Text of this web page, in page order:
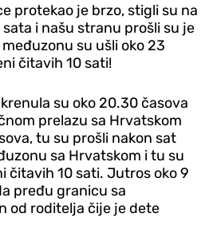
protekao je brzo, stigli su na
i našu stranu prošli su je
su ušli oko 23
čitavih 10 sati!
su oko 20.30 časova
prelazu sa Hrvatskom
tu su prošli nakon sat
sa Hrvatskom i tu su
čitavih 10 sati. Jutros oko 9
pređu granicu sa
od roditelja čije je dete